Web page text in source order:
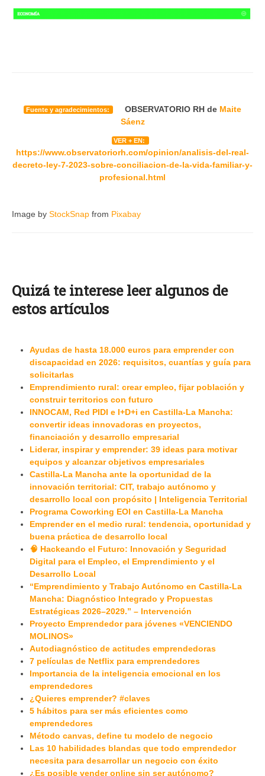
Fuente y agradecimientos: OBSERVATORIO RH de Maite
Sáenz
VER + EN:
https://www.observatoriorh.com/opinion/analisis-del-real-
decreto-ley-7-2023-sobre-conciliacion-de-la-vida-familiar-y-
profesional.html
Image by StockSnap from Pixabay
Quizá te interese leer algunos de
estos artículos
Ayudas de hasta 18.000 euros para emprender con
discapacidad en 2026: requisitos, cuantías y guía para
solicitarlas
Emprendimiento rural: crear empleo, fijar población y
construir territorios con futuro
INNOCAM, Red PIDI e I+D+i en Castilla-La Mancha:
convertir ideas innovadoras en proyectos,
financiación y desarrollo empresarial
Liderar, inspirar y emprender: 39 ideas para motivar
equipos y alcanzar objetivos empresariales
Castilla-La Mancha ante la oportunidad de la
innovación territorial: CIT, trabajo autónomo y
desarrollo local con propósito | Inteligencia Territorial
Programa Coworking EOI en Castilla-La Mancha
Emprender en el medio rural: tendencia, oportunidad y
buena práctica de desarrollo local
🧠 Hackeando el Futuro: Innovación y Seguridad
Digital para el Empleo, el Emprendimiento y el
Desarrollo Local
“Emprendimiento y Trabajo Autónomo en Castilla-La
Mancha: Diagnóstico Integrado y Propuestas
Estratégicas 2026–2029.” – Intervención
Proyecto Emprendedor para jóvenes «VENCIENDO
MOLINOS»
Autodiagnóstico de actitudes emprendedoras
7 películas de Netflix para emprendedores
Importancia de la inteligencia emocional en los
emprendedores
¿Quieres emprender? #claves
5 hábitos para ser más eficientes como
emprendedores
Método canvas, define tu modelo de negocio
Las 10 habilidades blandas que todo emprendedor
necesita para desarrollar un negocio con éxito
¿Es posible vender online sin ser autónomo?